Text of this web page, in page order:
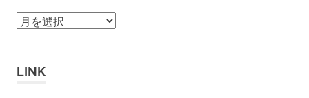
ア
イ
LINK